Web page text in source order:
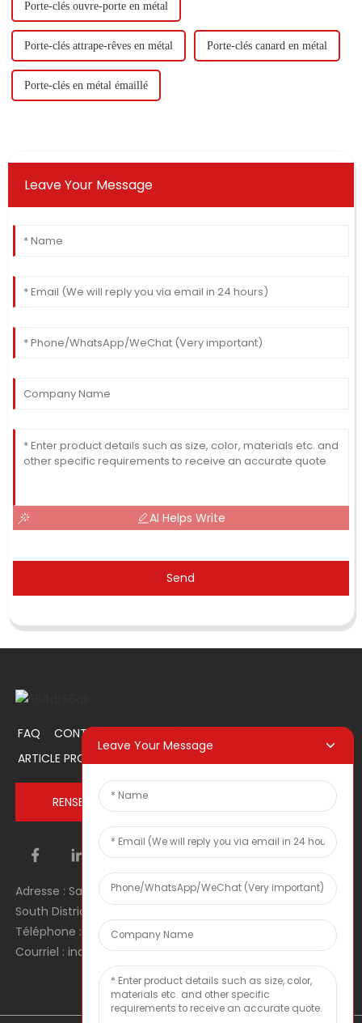
Porte-clés ouvre-porte en métal
Porte-clés attrape-rêves en métal Porte-clés canard en métal
Porte-clés en métal émaillé
Leave Your Message
AI Helps Write
Send
FAQ CONTACTEZ-NOUS
ARTICLE PROMOTIONNEL
RENSEIGNEZ-VOUS MAINTENANT
Adresse : Salle 1106, Unité 1, Bâtiment 1, No. 2, Tiyu Road,
South District, Dongguan city, Guangdong Province, RPC
Téléphone : 0086 0769-22900190
Courriel : inquiry@hey-gift.com
Leave Your Message